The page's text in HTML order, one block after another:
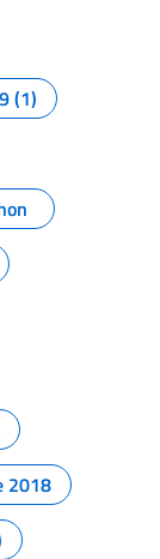
(1)
2018